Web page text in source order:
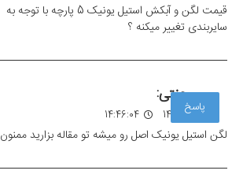
قیمت لگن و آبکش استیل یونیک 5 پارچه با توجه به
سایربندی تغییر میکنه ؟
جنتی:
14 آذر 1403 14:46:04 پاسخ
لگن استیل یونیک اصل رو میشه تو مقاله بزارید ممنون